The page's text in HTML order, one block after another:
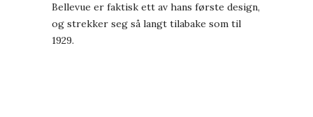
Bellevue er faktisk ett av hans første design,
og strekker seg så langt tilabake som til
1929.